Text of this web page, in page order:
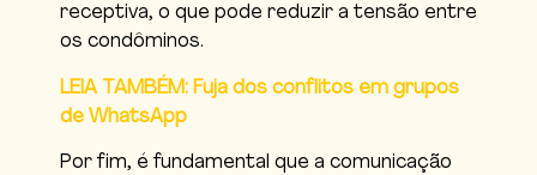
receptiva, o que pode reduzir a tensão entre
os condôminos.
LEIA TAMBÉM: Fuja dos conflitos em grupos
de WhatsApp
Por fim, é fundamental que a comunicação